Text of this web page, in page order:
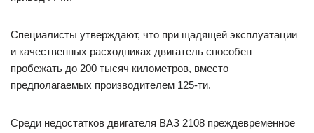
Специалисты утверждают, что при щадящей эксплуатации
и качественных расходниках двигатель способен
пробежать до 200 тысяч километров, вместо
предполагаемых производителем 125-ти.
Среди недостатков двигателя ВАЗ 2108 преждевременное